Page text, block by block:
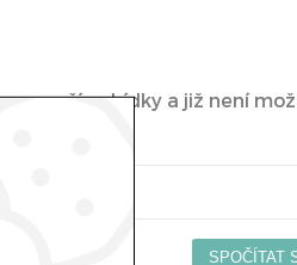
z naší nabídky a již není